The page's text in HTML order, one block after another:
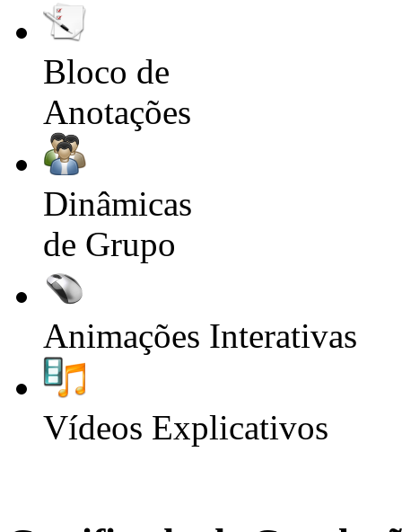
Bloco de
Anotações
Dinâmicas
de Grupo
Animações Interativas
Vídeos Explicativos